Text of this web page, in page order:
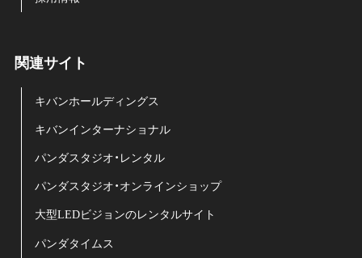
関連サイト
キバンホールディングス
キバンインターナショナル
パンダスタジオ・レンタル
パンダスタジオ・オンラインショップ
大型LEDビジョンのレンタルサイト
パンダタイムス